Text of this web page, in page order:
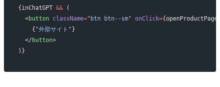
{inChatGPT && (
  <
button className="btn btn--sm" onClick=
    {
"外部サイト" }
  </
button>
)}